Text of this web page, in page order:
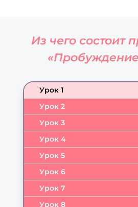
Из чего состоит
Урок 1
Урок 2
Урок 3
Урок 4
Урок 5
Урок 6
Урок 7
Урок 8